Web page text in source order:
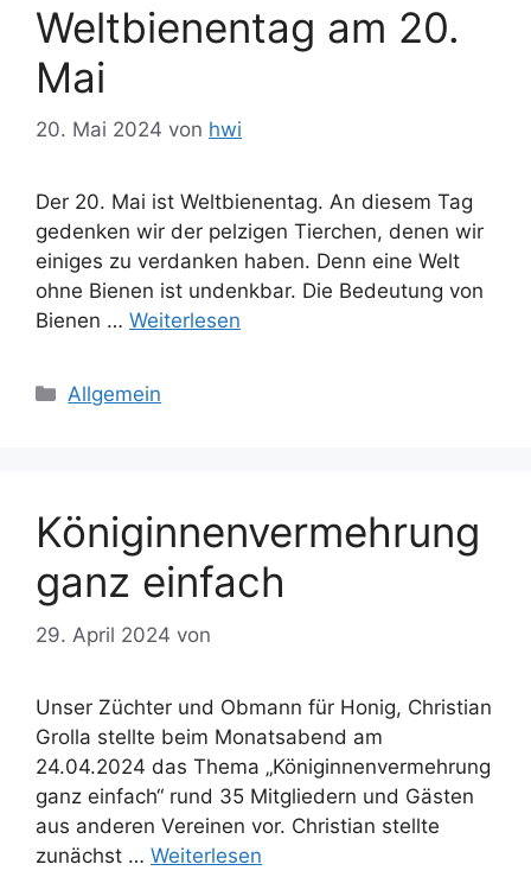
Weltbienentag am 20.
Mai
20. Mai 2024 von hwi
Der 20. Mai ist Weltbienentag. An diesem Tag
gedenken wir der pelzigen Tierchen, denen wir
einiges zu verdanken haben. Denn eine Welt
ohne Bienen ist undenkbar. Die Bedeutung von
Bienen … Weiterlesen
Kategorien
Allgemein
Königinnenvermehrung
ganz einfach
29. April 2024 von
Unser Züchter und Obmann für Honig, Christian
Grolla stellte beim Monatsabend am
24.04.2024 das Thema „Königinnenvermehrung
ganz einfach“ rund 35 Mitgliedern und Gästen
aus anderen Vereinen vor. Christian stellte
zunächst … Weiterlesen